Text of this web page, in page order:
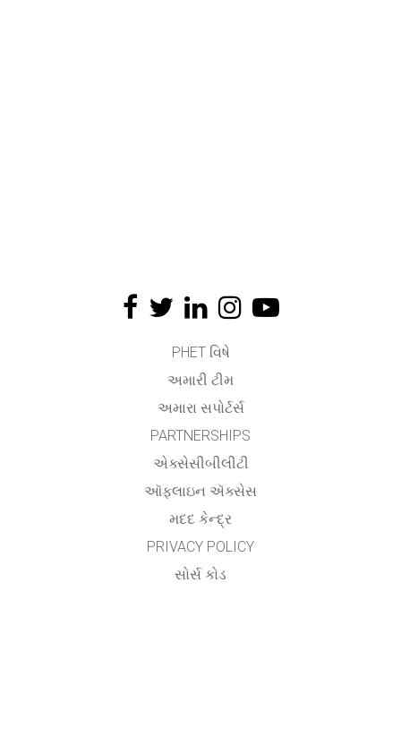
PHET વિષે
અમારી ટીમ
અમારા સપોર્ટર્સ
PARTNERSHIPS
એક્સેસીબીલીટી
ઑફલાઇન ઍક્સેસ
મદદ કેન્દ્ર
PRIVACY POLICY
સોર્સ કોડ